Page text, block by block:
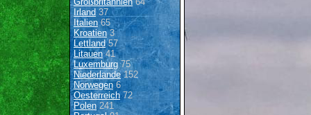
Irland 37
Italien65
Kroatien3
Lettland57
Litauen41
Luxemburg 75
Niederlande152
Norwegen6
Oesterreich72
Polen 241